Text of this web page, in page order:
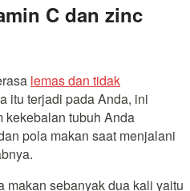
C dan zinc
lemas dan tidak
itu terjadi pada Anda, ini
kekebalan tubuh Anda
pola makan saat menjalani
makan sebanyak dua kali yaitu